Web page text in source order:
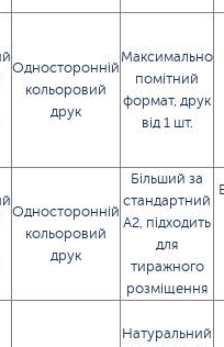
Односторонній
кольоровий
друк
Максимально
помітний
формат, друк
від 1 шт.
Односторонній
кольоровий
друк
Більший за
стандартний
А2, підходить
для
тиражного
розміщення
Натуральний